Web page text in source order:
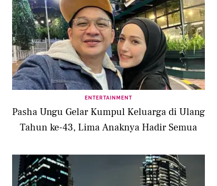
ENTERTAINMENT
Pasha Ungu Gelar Kumpul Keluarga di Ulang
Tahun ke-43, Lima Anaknya Hadir Semua